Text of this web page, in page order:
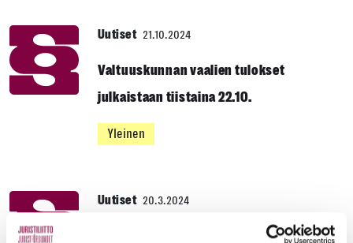
Uutiset 21.10.2024
Valtuuskunnan vaalien tulokset
julkaistaan tiistaina 22.10.
Yleinen
Uutiset 20.3.2024
Juristiliitto esittää Maria Löfgreniä